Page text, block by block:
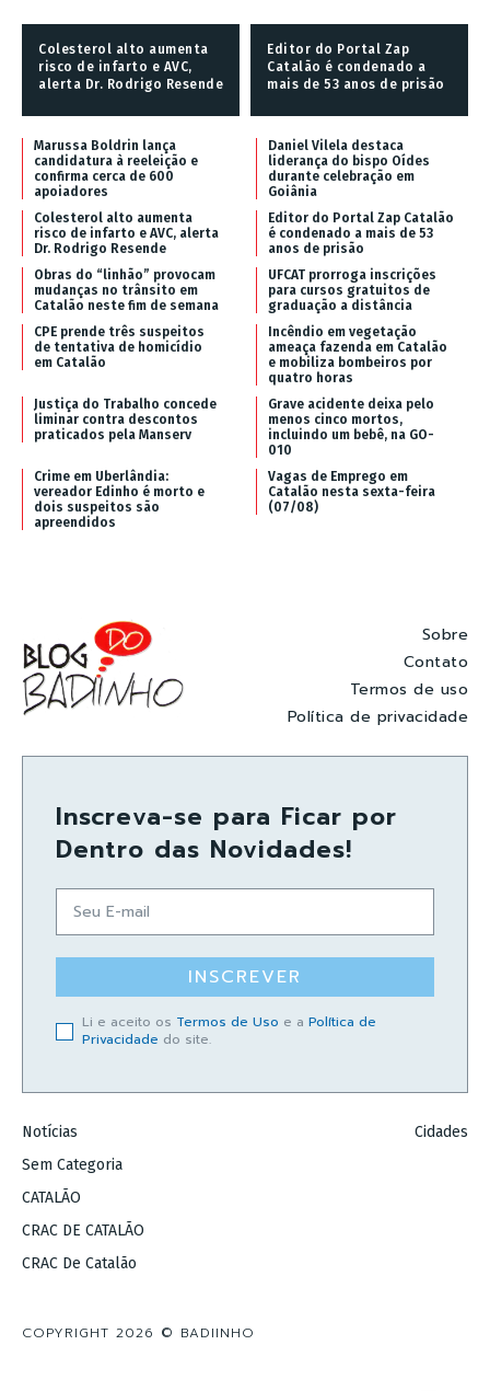
Colesterol alto aumenta
risco de infarto e AVC,
alerta Dr. Rodrigo Resende
Editor do Portal Zap
Catalão é condenado a
mais de 53 anos de prisão
Marussa Boldrin lança
candidatura à reeleição e
confirma cerca de 600
apoiadores
Daniel Vilela destaca
liderança do bispo Oídes
durante celebração em
Goiânia
Colesterol alto aumenta
risco de infarto e AVC, alerta
Dr. Rodrigo Resende
Editor do Portal Zap Catalão
é condenado a mais de 53
anos de prisão
Obras do “linhão” provocam
mudanças no trânsito em
Catalão neste fim de semana
UFCAT prorroga inscrições
para cursos gratuitos de
graduação a distância
CPE prende três suspeitos
de tentativa de homicídio
em Catalão
Incêndio em vegetação
ameaça fazenda em Catalão
e mobiliza bombeiros por
quatro horas
Justiça do Trabalho concede
liminar contra descontos
praticados pela Manserv
Grave acidente deixa pelo
menos cinco mortos,
incluindo um bebê, na GO-
010
Crime em Uberlândia:
vereador Edinho é morto e
dois suspeitos são
apreendidos
Vagas de Emprego em
Catalão nesta sexta-feira
(07/08)
Sobre
Contato
Termos de uso
Política de privacidade
Inscreva-se para Ficar por
Dentro das Novidades!
INSCREVER
Li e aceito os Termos de Uso e a Política de
Privacidade do site.
Notícias
Sem Categoria
CATALÃO
CRAC DE CATALÃO
CRAC De Catalão
Cidades
COPYRIGHT 2026 © BADIINHO